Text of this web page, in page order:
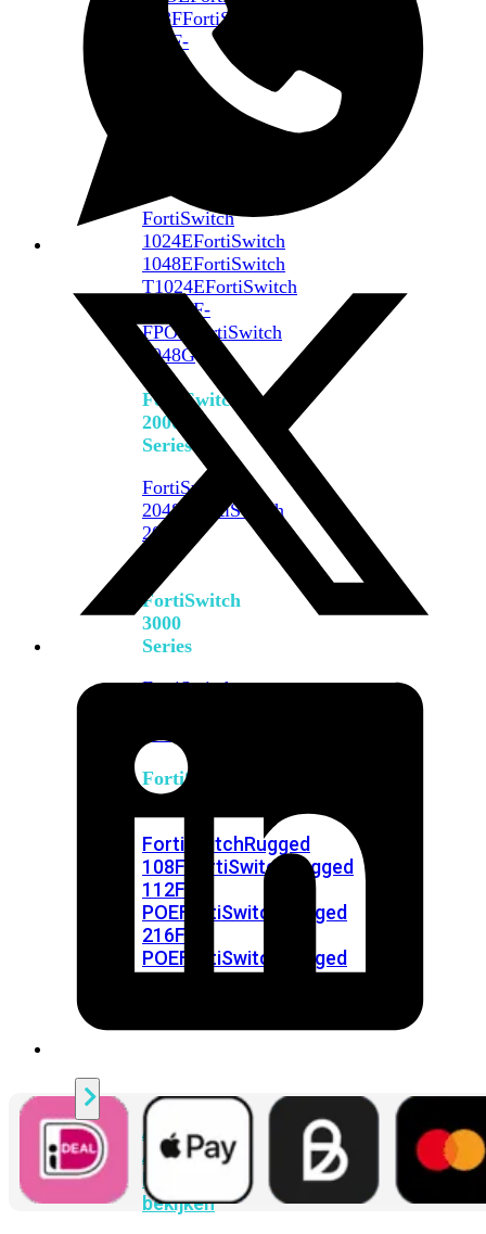
648FFortiSwitch
648F-
FPOE
FortiSwitch
1024EFortiSwitch
1048EFortiSwitch
T1024EFortiSwitch
T1024F-
FPOE
FortiSwitch
1048G
FortiSwitch
2000
Series
FortiSwitch
2048F
FortiSwitch
2048F-
FortiSwitch
3000
Series
FortiSwitch
FortiSwitch
Ruggedized
FortiSwitchRugged
108F FortiSwitchRugged
112F-
POEFortiSwitchRugged
216F-
POEFortiSwitchRugged
Alle
Access
Points
bekijken